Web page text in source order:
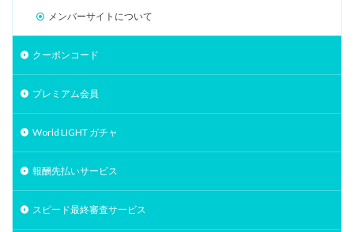
メンバーサイトについて
クーポンコード
プレミアム会員
World LIGHT ガチャ
報酬先払いサービス
スピード最終審査サービス